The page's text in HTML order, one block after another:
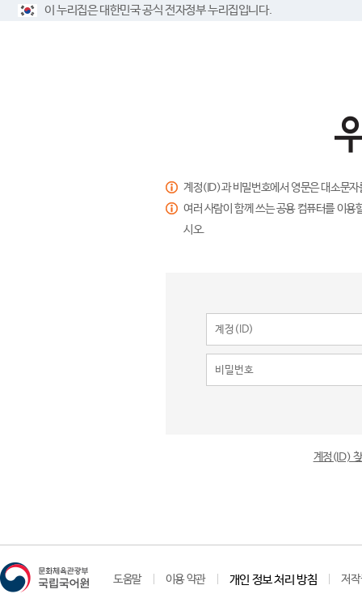
이 누리집은 대한민국 공식 전자정부 누리집입니다.
계정(ID)과 비밀번호에서 영문은 대소문
여러 사람이 함께 쓰는 공용 컴퓨터를 이
시오.
계정(ID)
도움말 이용 약관 개인 정보 처리 방침 저